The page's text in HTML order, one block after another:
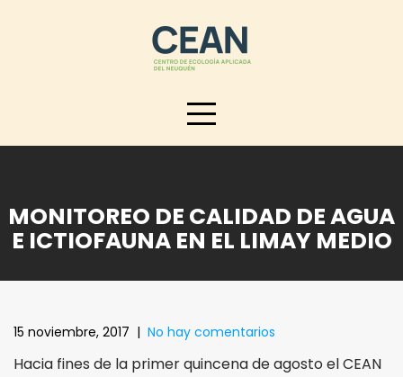
MONITOREO DE CALIDAD DE AGUA
E ICTIOFAUNA EN EL LIMAY MEDIO
15 noviembre, 2017 | No hay comentarios
Hacia fines de la primer quincena de agosto el CEAN